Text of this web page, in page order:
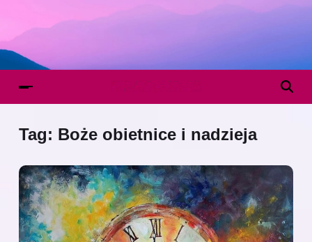
Tag: Boże obietnice i nadzieja